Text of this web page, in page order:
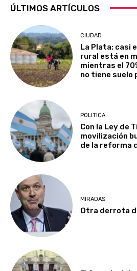
ÚLTIMOS ARTÍCULOS
CIUDAD
La Plata: casi
rural está en
mientras el
no tiene suelo
POLITICA
Con la Ley de
movilización
de la reforma
MIRADAS
Otra derrota